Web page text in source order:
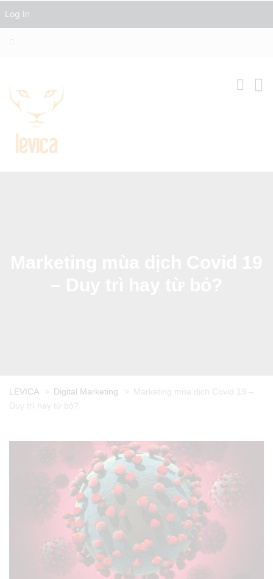
LEVICA > Digital Marketing >
Marketing mùa dịch Covid 19 –
Duy trì hay từ bỏ?
Log In